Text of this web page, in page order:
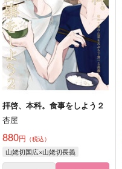
拝啓、本科。食事をしよう２
杏屋
880円 （税込）
山姥切国広×山姥切長義